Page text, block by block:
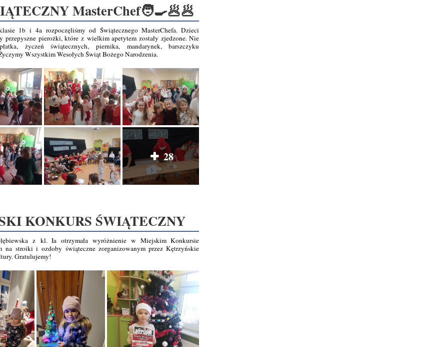
MasterChef🧑‍🍳🥟🥟
1b i 4a rozpoczęliśmy od Świątecznego MasterChefa. Dzieci
przepyszne pierożki, które z wielkim apetytem zostały zjedzone. Nie
życzeń świątecznych, piernika, mandarynek, barszczyku
Wszystkim Wesołych Świąt Bożego Narodzenia.
28
KONKURS ŚWIĄTECZNY
z kl. Ia otrzymała wyróżnienie w Miejskim Konkursie
na stroiki i ozdoby świąteczne zorganizowanym przez Kętrzyńskie
Gratulujemy!